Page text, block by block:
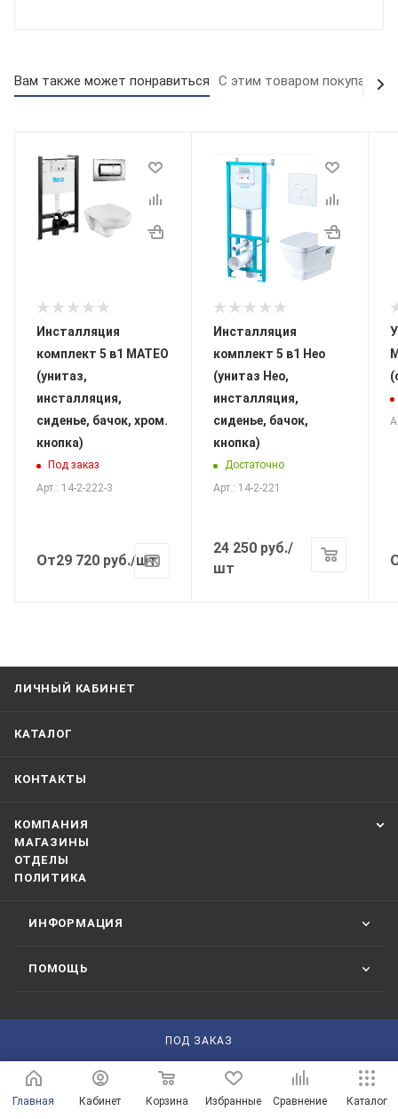
ПОД ЗАКАЗ
Вам также может понравиться С этим товаром покупают
Инсталляция
комплект 5 в1 МАТЕО
(унитаз,
инсталляция,
сиденье, бачок, хром.
кнопка)
Под заказ
Арт.: 14-2-222-3
От29 720 руб./шт
Инсталляция
комплект 5 в1 Нео
(унитаз Нео,
инсталляция,
сиденье, бачок,
кнопка)
Достаточно
Арт.: 14-2-221
24 250 руб./
шт
ЛИЧНЫЙ КАБИНЕТ
КАТАЛОГ
КОНТАКТЫ
КОМПАНИЯ
МАГАЗИНЫ
ОТДЕЛЫ
ПОЛИТИКА
ИНФОРМАЦИЯ
ПОМОЩЬ
+7(3532) 21-01-01
210101@mail.ru
Главная Кабинет Корзина Избранные Сравнение Каталог